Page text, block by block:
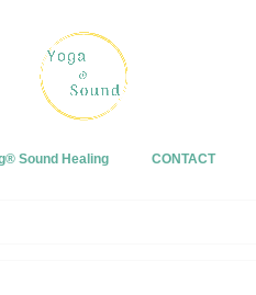
Sound Healing CONTACT